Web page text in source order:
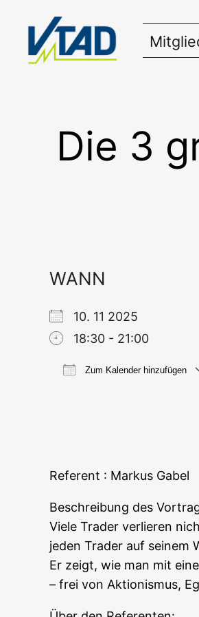
springen
Die 3
WANN
10. 11 2025
18:30 - 21:00
Zum Kalender hinzufügen
Refe­rent : Mar­kus Gabel
Beschrei­bung des
Vie­le Trader ver­lie­ren
jeden Trader auf sei­nem
Er zeigt, wie man mit
– frei von Aktio­nis­mus,